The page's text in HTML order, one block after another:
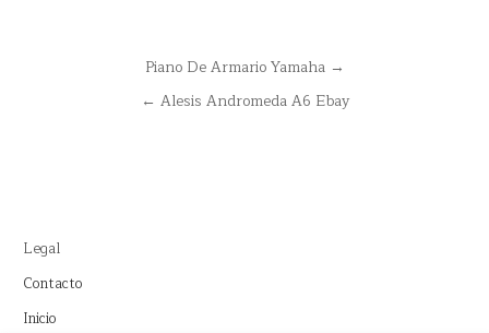
NavegaciónPiano De Armario Yamaha →
← Alesis Andromeda A6 Ebay
Legal
Contacto
Inicio